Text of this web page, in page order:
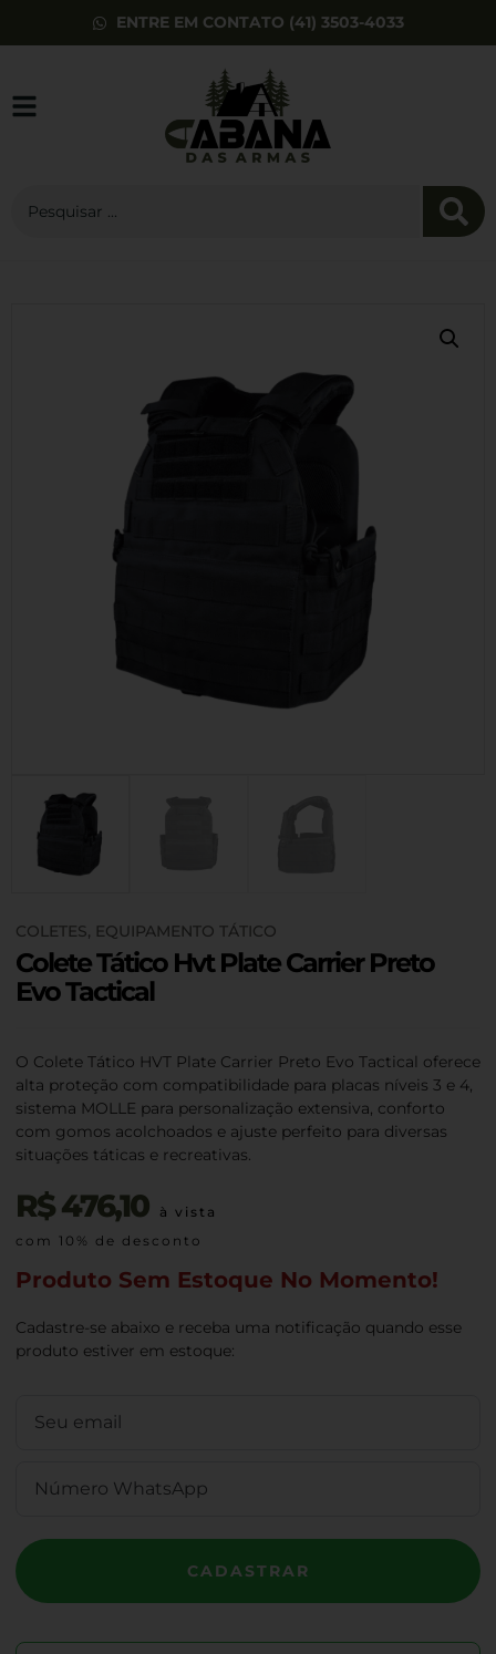
ENTRE EM CONTATO (41) 3503-4033
COLETES, EQUIPAMENTO TÁTICO
Colete Tático Hvt Plate Carrier Preto
Evo Tactical
O Colete Tático HVT Plate Carrier Preto Evo Tactical oferece
alta proteção com compatibilidade para placas níveis 3 e 4,
sistema MOLLE para personalização extensiva, conforto
com gomos acolchoados e ajuste perfeito para diversas
situações táticas e recreativas.
R$476,10
à vista
com 10% de desconto
Produto Sem Estoque No Momento!
Cadastre-se abaixo e receba uma notificação quando esse
produto estiver em estoque:
CADASTRAR